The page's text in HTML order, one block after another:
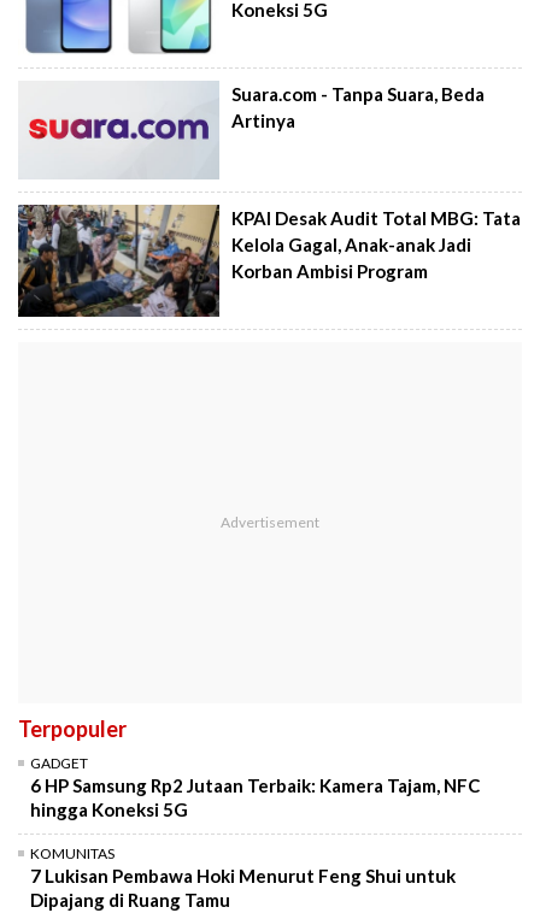
Koneksi 5G
Suara.com - Tanpa Suara, Beda
Artinya
KPAI Desak Audit Total MBG: Tata
Kelola Gagal, Anak-anak Jadi
Korban Ambisi Program
Terpopuler
GADGET
6 HP Samsung Rp2 Jutaan Terbaik: Kamera Tajam, NFC
hingga Koneksi 5G
KOMUNITAS
7 Lukisan Pembawa Hoki Menurut Feng Shui untuk
Dipajang di Ruang Tamu